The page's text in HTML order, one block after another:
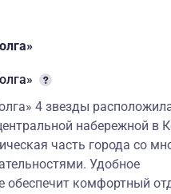
4 звезды
набережной в
часть города со
Удобное
обеспечит комфортный